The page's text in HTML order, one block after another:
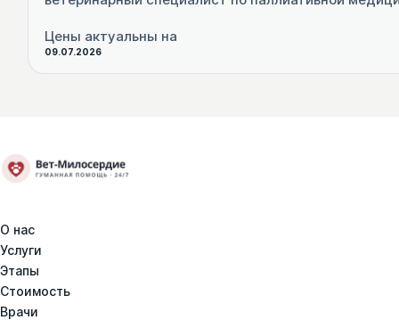
Цены актуальны на
09.07.2026
О нас
Услуги
Этапы
Стоимость
Врачи